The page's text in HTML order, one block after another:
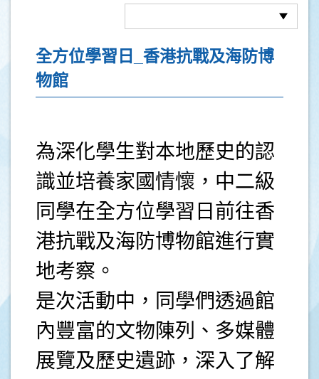
全方位學習日_香港抗戰及海防博
物館
為深化學生對本地歷史的認
識並培養家國情懷，中二級
同學在全方位學習日前往香
港抗戰及海防博物館進行實
地考察。
是次活動中，同學們透過館
內豐富的文物陳列、多媒體
展覽及歷史遺跡，深入了解